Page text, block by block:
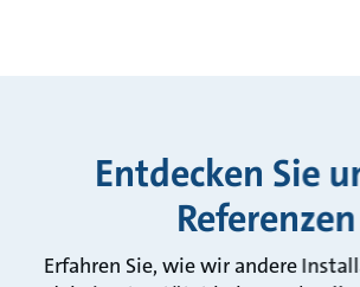
Entdecken Sie
Referenzen
Erfahren Sie, wie wir andere